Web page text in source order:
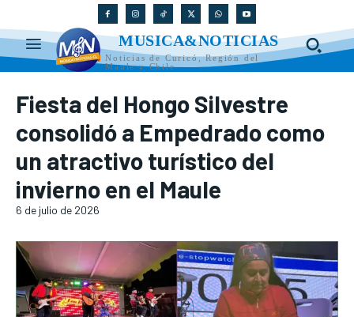
MUSICA&NOTICIAS
Noticias de Curicó, Región del
Maule y Chile
Fiesta del Hongo Silvestre
consolidó a Empedrado como
un atractivo turístico del
invierno en el Maule
6 de julio de 2026